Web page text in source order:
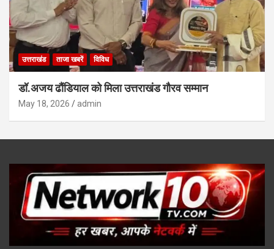
उत्तराखंड ताजा खबरें विविध
डॉ.अजय ढौंडियाल को मिला उत्तराखंड गौरव सम्मान
May 18, 2026 admin